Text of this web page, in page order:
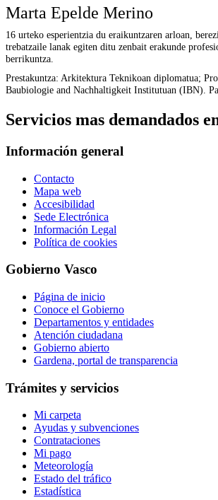
Marta Epelde Merino
16 urteko esperientzia du eraikuntzaren arloan,
trebatzaile lanak egiten ditu zenbait erakunde
berrikuntza.
Prestakuntza: Arkitektura Teknikoan diplomatua;
Baubiologie and Nachhaltigkeit Institutuan (IBN).
Servicios mas demandados
Información general
Contacto
Mapa web
Accesibilidad
Sede Electrónica
Información Legal
Política de cookies
Gobierno Vasco
Página de inicio
Conoce el Gobierno
Departamentos y entidades
Atención ciudadana
Gobierno abierto
Gardena, portal de transparencia
Trámites y servicios
Mi carpeta
Ayudas y subvenciones
Contrataciones
Mi pago
Meteorología
Estado del tráfico
Estadística